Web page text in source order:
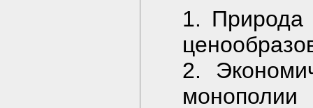
1. Природа
2.
монополии